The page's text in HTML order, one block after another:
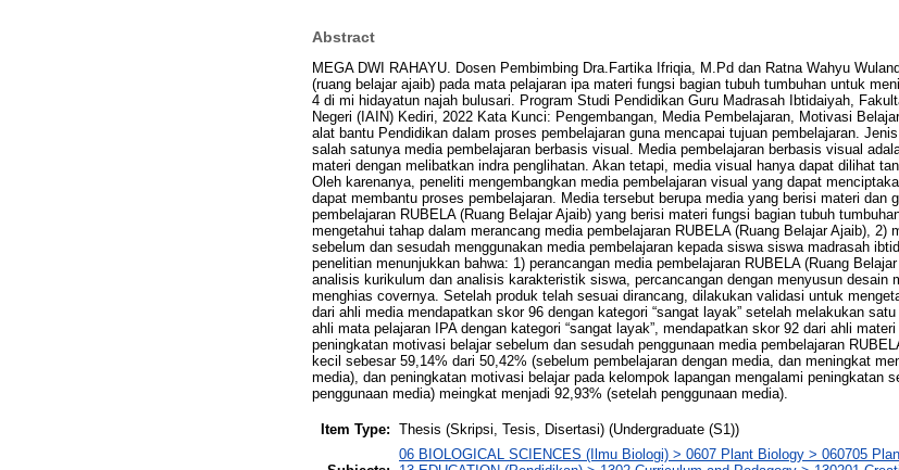
Abstract
MEGA DWI RAHAYU. Dosen Pembimbing Dra.Fartika Ifriqia, M.Pd dan Ratna Wahyu
(ruang belajar ajaib) pada mata pelajaran ipa materi fungsi bagian tubuh tumbuhan untuk
4 di mi hidayatun najah bulusari. Program Studi Pendidikan Guru Madrasah Ibtidaiyah,
Negeri (IAIN) Kediri, 2022 Kata Kunci: Pengembangan, Media Pembelajaran, Motivasi
alat bantu Pendidikan dalam proses pembelajaran guna mencapai tujuan pembelajaran.
salah satunya media pembelajaran berbasis visual. Media pembelajaran berbasis visual
materi dengan melibatkan indra penglihatan. Akan tetapi, media visual hanya dapat dilihat
Oleh karenanya, peneliti mengembangkan media pembelajaran visual yang dapat
dapat membantu proses pembelajaran. Media tersebut berupa media yang berisi materi dan
pembelajaran RUBELA (Ruang Belajar Ajaib) yang berisi materi fungsi bagian tubuh
mengetahui tahap dalam merancang media pembelajaran RUBELA (Ruang Belajar Ajaib), 2)
sebelum dan sesudah menggunakan media pembelajaran kepada siswa siswa madrasah
penelitian menunjukkan bahwa: 1) perancangan media pembelajaran RUBELA (Ruang
analisis kurikulum dan analisis karakteristik siswa, percancangan dengan menyusun desain
menghias covernya. Setelah produk telah sesuai dirancang, dilakukan validasi untuk
dari ahli media mendapatkan skor 96 dengan kategori “sangat layak” setelah melakukan
ahli mata pelajaran IPA dengan kategori “sangat layak”, mendapatkan skor 92 dari ahli
peningkatan motivasi belajar sebelum dan sesudah penggunaan media pembelajaran
kecil sebesar 59,14% dari 50,42% (sebelum pembelajaran dengan media, dan meningkat
media), dan peningkatan motivasi belajar pada kelompok lapangan mengalami peningkatan
penggunaan media) meingkat menjadi 92,93% (setelah penggunaan media).
Item Type: Thesis (Skripsi, Tesis, Disertasi) (Undergraduate (S1))
06 BIOLOGICAL SCIENCES (Ilmu Biologi) > 0607 Plant Biology > 060705